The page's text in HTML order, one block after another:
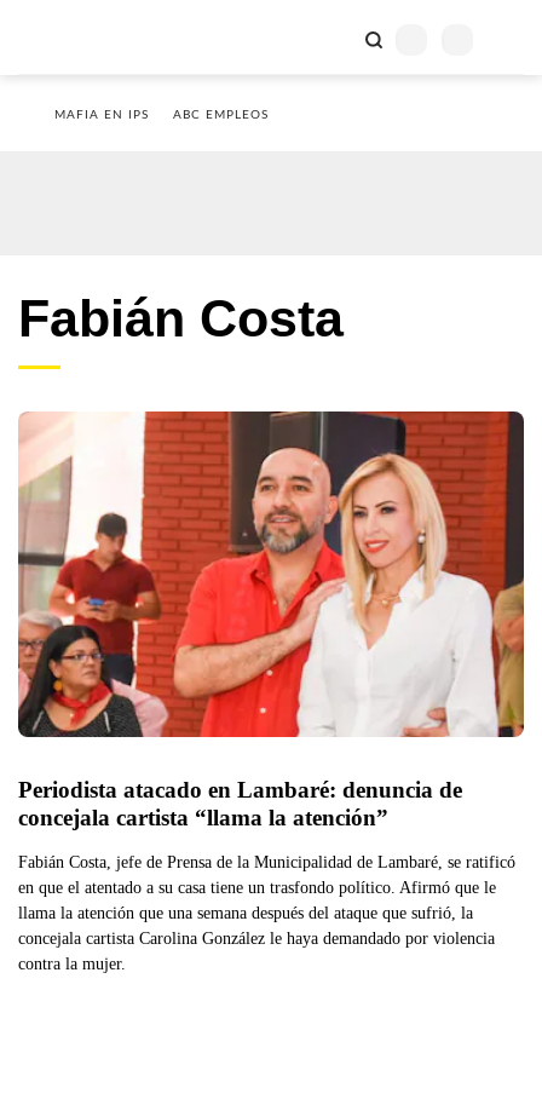
MAFIA EN IPS ABC EMPLEOS
Fabián Costa
Periodista atacado en Lambaré: denuncia de
concejala cartista “llama la atención”
Fabián Costa, jefe de Prensa de la Municipalidad de Lambaré, se ratificó
en que el atentado a su casa tiene un trasfondo político. Afirmó que le
llama la atención que una semana después del ataque que sufrió, la
concejala cartista Carolina González le haya demandado por violencia
contra la mujer.